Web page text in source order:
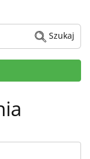
Szukaj